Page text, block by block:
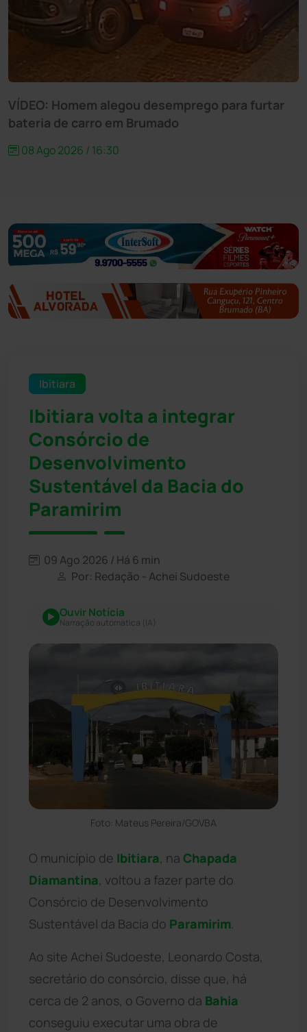
VÍDEO: Homem alegou desemprego para furtar
bateria de carro em Brumado
08 Ago 2026 / 16:30
Ibitiara
Ibitiara volta a integrar
Consórcio de
Desenvolvimento
Sustentável da Bacia do
Paramirim
09 Ago 2026 / Há 6 min
Por: Redação - Achei Sudoeste
Ouvir Notícia
Narração automática (IA)
Foto: Mateus Pereira/GOVBA
O município de Ibitiara, na Chapada
Diamantina, voltou a fazer parte do
Consórcio de Desenvolvimento
Sustentável da Bacia do Paramirim.
Ao site Achei Sudoeste, Leonardo Costa,
secretário do consórcio, disse que, há
cerca de 2 anos, o Governo da Bahia
conseguiu executar uma obra de